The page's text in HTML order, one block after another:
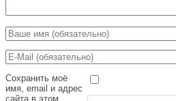
Сохранить моё
имя, email и адрес
сайта в этом